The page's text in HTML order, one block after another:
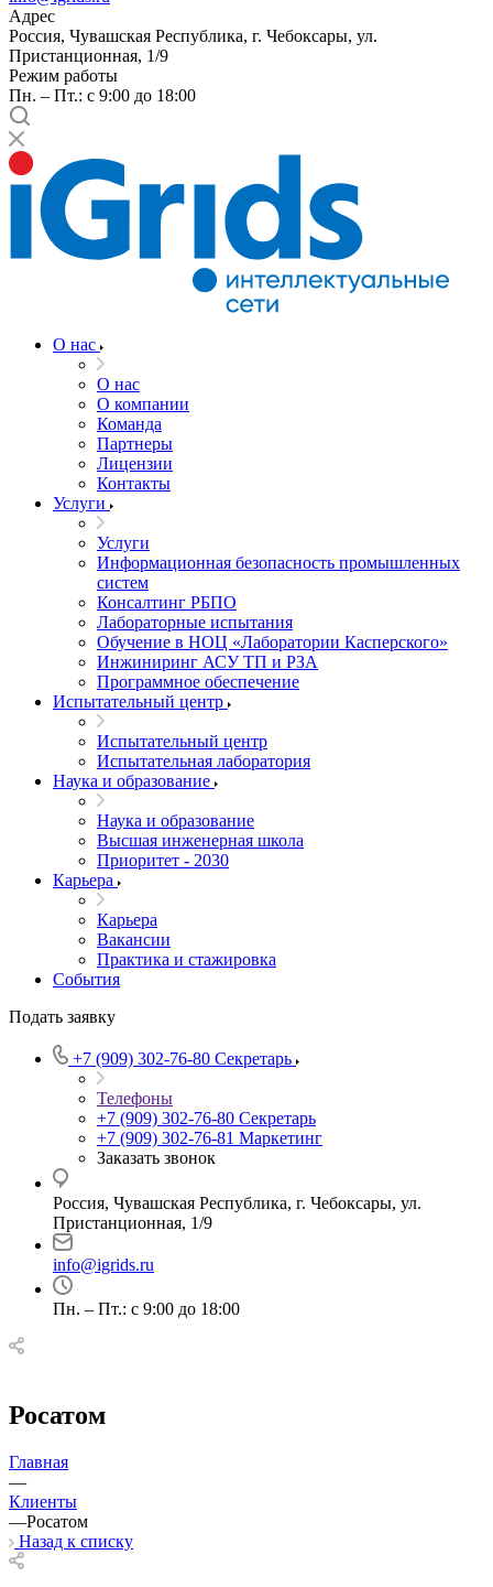
Адрес
Россия, Чувашская Республика, г. Чебоксары, ул.
Пристанционная, 1/9
Режим работы
Пн. – Пт.: с 9:00 до 18:00
О нас
О нас
О компании
Команда
Партнеры
Лицензии
Контакты
Услуги
Услуги
Информационная безопасность промышленных
систем
Консалтинг РБПО
Лабораторные испытания
Обучение в НОЦ «Лаборатории Касперского»
Инжиниринг АСУ ТП и РЗА
Программное обеспечение
Испытательный центр
Испытательный центр
Испытательная лаборатория
Наука и образование
Наука и образование
Высшая инженерная школа
Приоритет - 2030
Карьера
Карьера
Вакансии
Практика и стажировка
События
Подать заявку
+7 (909) 302-76-80 Секретарь
Телефоны
+7 (909) 302-76-80 Секретарь
+7 (909) 302-76-81 Маркетинг
Заказать звонок
Россия, Чувашская Республика, г. Чебоксары, ул.
Пристанционная, 1/9
info@igrids.ru
Пн. – Пт.: с 9:00 до 18:00
Росатом
Главная
—
Клиенты
—Росатом
Назад к списку